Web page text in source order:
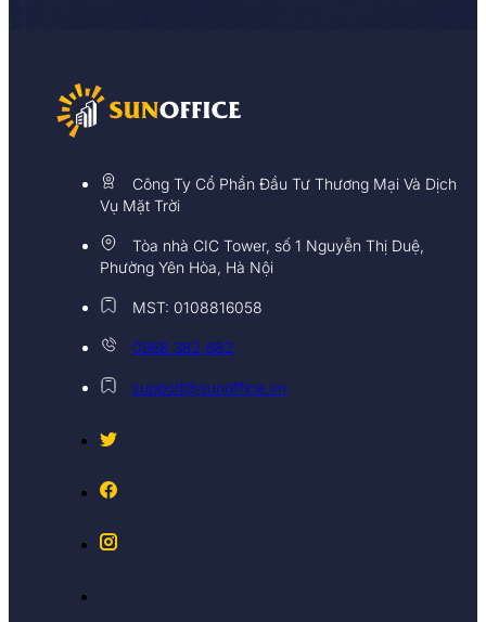
Công Ty Cổ Phần Đầu Tư Thương Mại Và Dịch
Vụ Mặt Trời
Tòa nhà CIC Tower, số 1 Nguyễn Thị Duệ,
Phường Yên Hòa, Hà Nội
MST: 0108816058
0968 382 682
support@sunoffice.vn